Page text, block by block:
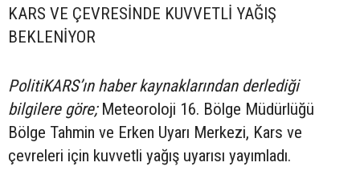
KARS VE ÇEVRESİNDE KUVVETLİ YAĞIŞ
BEKLENİYOR
PolitiKARS’ın haber kaynaklarından derlediği
bilgilere göre;Meteoroloji 16. Bölge Müdürlüğü
Bölge Tahmin ve Erken Uyarı Merkezi, Kars ve
çevreleri için kuvvetli yağış uyarısı yayımladı.